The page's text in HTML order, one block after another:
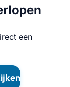
een